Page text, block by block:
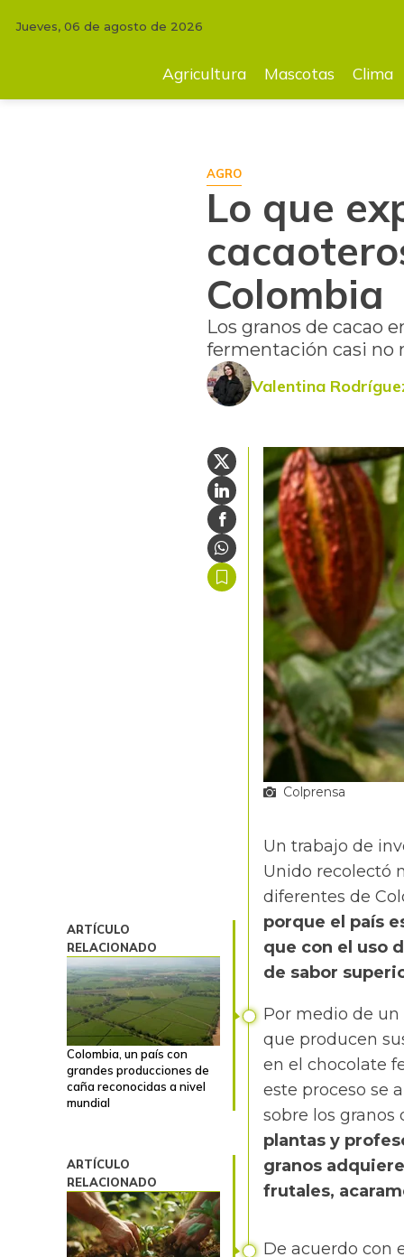
Lo que expertos encontraron en cultivos
Jueves, 06 de agosto de 2026
Agricultura Mascotas Clima
AGRO
Lo que
Colombia
Los granos de cacao
fermentación casi no
Valentina
Colprensa
Un trabajo de
Unido recolectó
diferentes de
porque el país
que con el uso
de sabor
ARTÍCULO
RELACIONADO
Colombia, un país con
grandes producciones de
caña reconocidas a nivel
mundial
Por medio de un
que producen
en el chocolate
este proceso se
sobre los granos
plantas y
granos
frutales,
ARTÍCULO
RELACIONADO
De acuerdo con